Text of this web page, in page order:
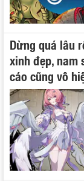
Dừng quá lâu
xinh đẹp, nam
cáo cũng vô